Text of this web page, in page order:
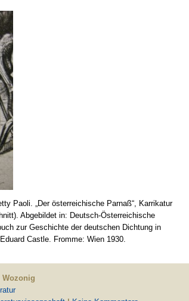
Paoli. „Der österreichische Parnaß“, Karrikatur
Abgebildet in: Deutsch-Österreichische
zur Geschichte der deutschen Dichtung in
Castle. Fromme: Wien 1930.
Wozonig